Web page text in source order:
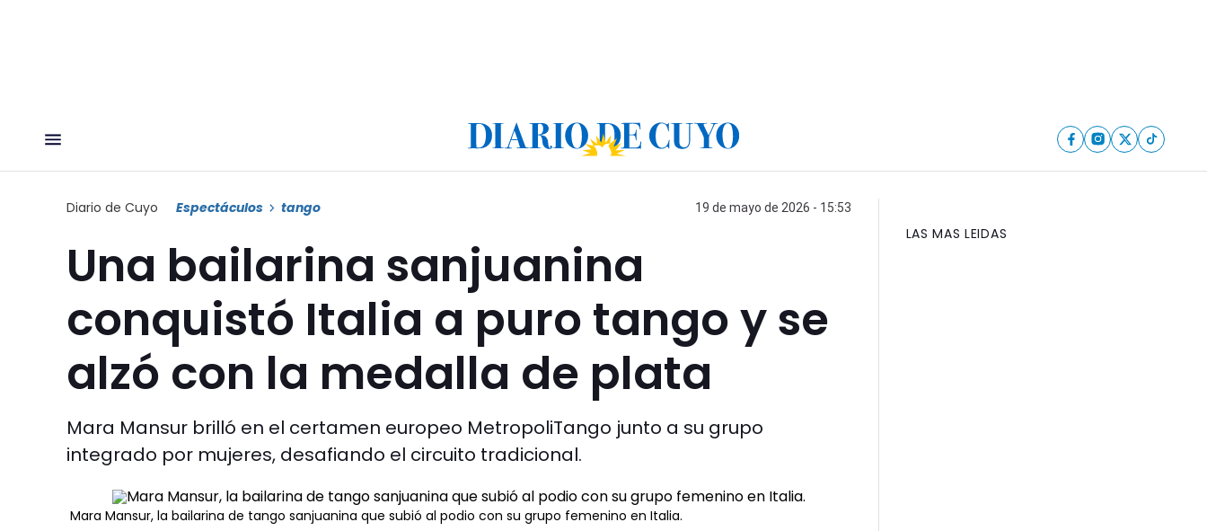
Diario de Cuyo Espectáculos tango 19 de mayo de 2026 - 15:53
Una bailarina sanjuanina
conquistó Italia a puro tango y se
alzó con la medalla de plata
Mara Mansur brilló en el certamen europeo MetropoliTango junto a su grupo
integrado por mujeres, desafiando el circuito tradicional.
Mara Mansur, la bailarina de tango sanjuanina que subió al podio con su grupo femenino en Italia.
LAS MAS LEIDAS